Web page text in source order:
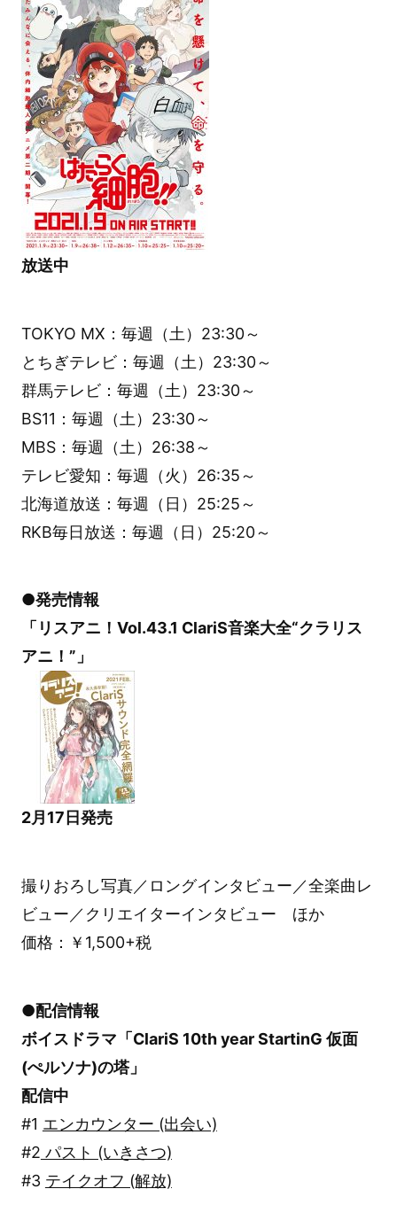
放送中
TOKYO MX：毎週（土）23:30～
とちぎテレビ：毎週（土）23:30～
群馬テレビ：毎週（土）23:30～
BS11：毎週（土）23:30～
MBS：毎週（土）26:38～
テレビ愛知：毎週（火）26:35～
北海道放送：毎週（日）25:25～
RKB毎日放送：毎週（日）25:20～
●発売情報
「リスアニ！Vol.43.1 ClariS音楽大全“クラリス
アニ！”」
2月17日発売
撮りおろし写真／ロングインタビュー／全楽曲レ
ビュー／クリエイターインタビュー ほか
価格：￥1,500+税
●配信情報
ボイスドラマ「ClariS 10th year StartinG 仮面
(ぺルソナ)の塔」
配信中
#1 エンカウンター (出会い)
#2 パスト (いきさつ)
#3 テイクオフ (解放)